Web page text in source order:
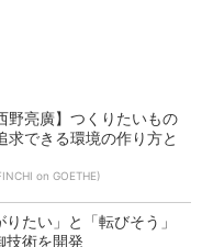
野亮廣】つくりたいもの
求できる環境の作り方と
on GOETHE)
たい」と「転びそう」
技術を開発